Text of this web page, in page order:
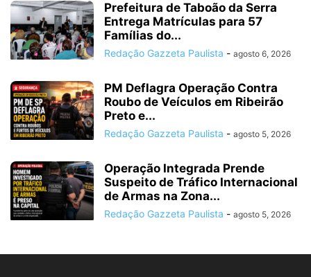
Prefeitura de Taboão da Serra
Entrega Matrículas para 57
Famílias do...
Redação Gazzeta Paulista - agosto 6, 2026
PM Deflagra Operação Contra
Roubo de Veículos em Ribeirão
Preto e...
Redação Gazzeta Paulista - agosto 5, 2026
Operação Integrada Prende
Suspeito de Tráfico Internacional
de Armas na Zona...
Redação Gazzeta Paulista - agosto 5, 2026